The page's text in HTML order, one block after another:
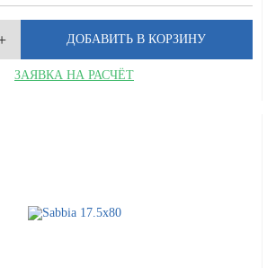
ЗАЯВКА НА РАСЧЁТ